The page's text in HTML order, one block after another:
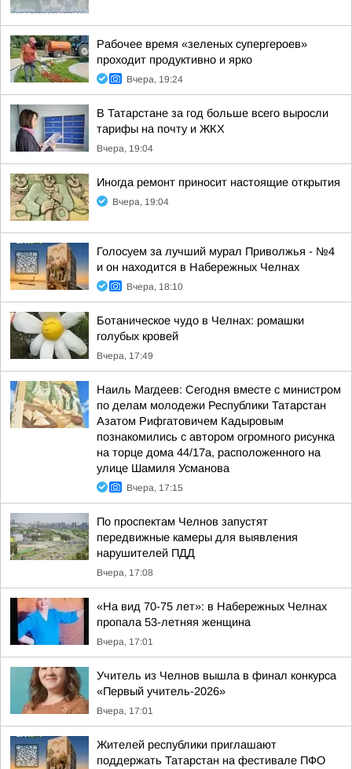
Рабочее время «зеленых супергероев»
проходит продуктивно и ярко
Вчера, 19:24
В Татарстане за год больше всего выросли
тарифы на почту и ЖКХ
Вчера, 19:04
Иногда ремонт приносит настоящие открытия
Вчера, 19:04
Голосуем за лучший мурал Приволжья - №4
и он находится в Набережных Челнах
Вчера, 18:10
Ботаническое чудо в Челнах: ромашки
голубых кровей
Вчера, 17:49
Наиль Магдеев: Сегодня вместе с министром
по делам молодежи Республики Татарстан
Азатом Рифгатовичем Кадыровым
познакомились с автором огромного рисунка
на торце дома 44/17а, расположенного на
улице Шамиля Усманова
Вчера, 17:15
По проспектам Челнов запустят
передвижные камеры для выявления
нарушителей ПДД
Вчера, 17:08
«На вид 70-75 лет»: в Набережных Челнах
пропала 53-летняя женщина
Вчера, 17:01
Учитель из Челнов вышла в финал конкурса
«Первый учитель-2026»
Вчера, 17:01
Жителей республики приглашают
поддержать Татарстан на фестивале ПФО